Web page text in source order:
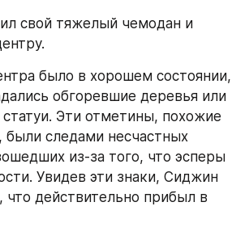
свой тяжелый чемодан и
было в хорошем состоянии,
обгоревшие деревья или
Эти отметины, похожие
следами несчастных
из-за того, что эсперы
Увидев эти знаки, Сиджин
что действительно прибыл в